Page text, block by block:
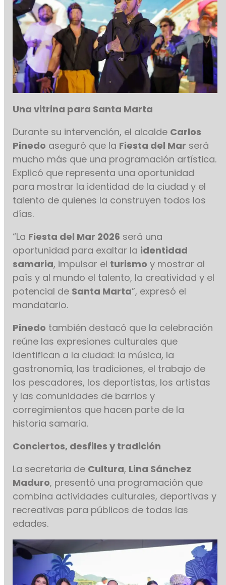
Una vitrina para Santa Marta
Durante su intervención, el alcalde Carlos
Pinedo aseguró que la Fiesta del Mar será
mucho más que una programación artística.
Explicó que representa una oportunidad
para mostrar la identidad de la ciudad y el
talento de quienes la construyen todos los
días.
“La Fiesta del Mar 2026 será una
oportunidad para exaltar la identidad
samaria, impulsar el turismo y mostrar al
país y al mundo el talento, la creatividad y el
potencial de Santa Marta”, expresó el
mandatario.
Pinedo también destacó que la celebración
reúne las expresiones culturales que
identifican a la ciudad: la música, la
gastronomía, las tradiciones, el trabajo de
los pescadores, los deportistas, los artistas
y las comunidades de barrios y
corregimientos que hacen parte de la
historia samaria.
Conciertos, desfiles y tradición
La secretaria de Cultura, Lina Sánchez
Maduro, presentó una programación que
combina actividades culturales, deportivas y
recreativas para públicos de todas las
edades.